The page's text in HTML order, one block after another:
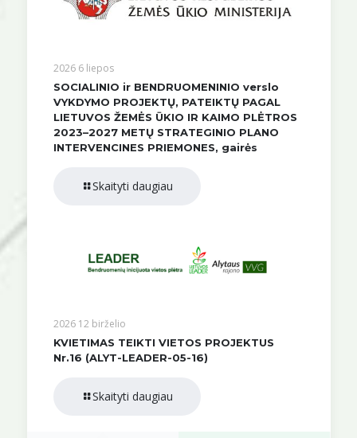
2026 6 liepos
SOCIALINIO ir BENDRUOMENINIO verslo
VYKDYMO PROJEKTŲ, PATEIKTŲ PAGAL
LIETUVOS ŽEMĖS ŪKIO IR KAIMO PLĖTROS
2023–2027 METŲ STRATEGINIO PLANO
INTERVENCINES PRIEMONES, gairės
Skaityti daugiau
2026 12 birželio
KVIETIMAS TEIKTI VIETOS PROJEKTUS
Nr.16 (ALYT-LEADER-05-16)
Skaityti daugiau